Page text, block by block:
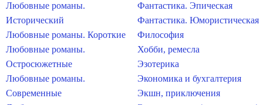
Любовные романы.
Исторический
Любовные романы. Короткие
Любовные романы.
Остросюжетные
Любовные романы.
Современные
Фантастика. Эпическая
Фантастика. Юмористическая
Философия
Хобби, ремесла
Эзотерика
Экономика и бухгалтерия
Экшн, приключения